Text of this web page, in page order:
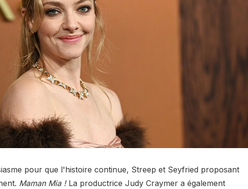
pour que l'histoire continue, Streep et Seyfried proposant
Maman Mia !La productrice Judy Craymer a également